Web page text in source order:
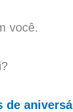
você.
de